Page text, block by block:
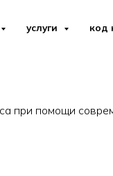
услуги код
при помощи